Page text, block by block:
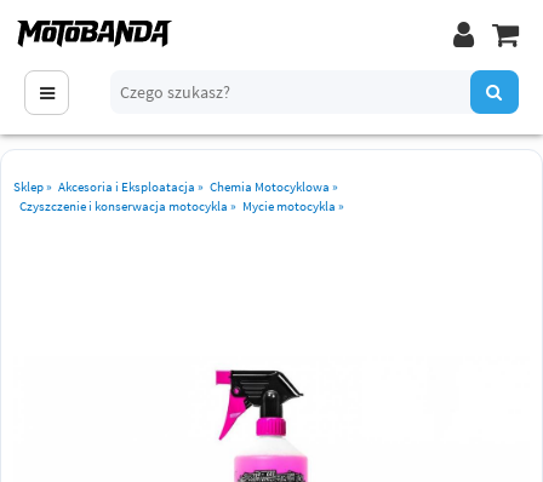
Sklep» Akcesoria i Eksploatacja » Chemia Motocyklowa »
Czyszczenie i konserwacja motocykla » Mycie motocykla »